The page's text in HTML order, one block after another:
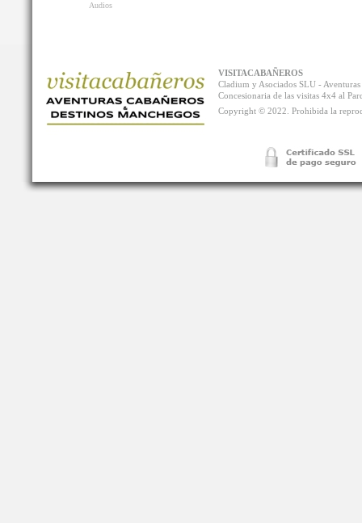
Audios
VISITACABAÑEROS
Cladium y Asociados SLU -
Concesionaria de las visitas 4x4 al
Copyright © 2022. Prohibida la